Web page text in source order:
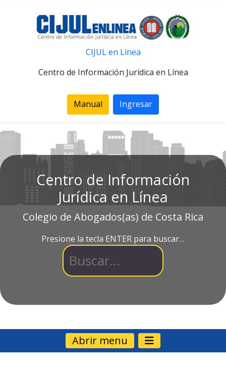
CIJUL en Línea
Centro de Información Jurídica en Línea
Manual Ingresar
Centro de Información
Jurídica en Línea
Colegio de Abogados(as) de Costa Rica
Presione la tecla ENTER para buscar…
Abrir menu